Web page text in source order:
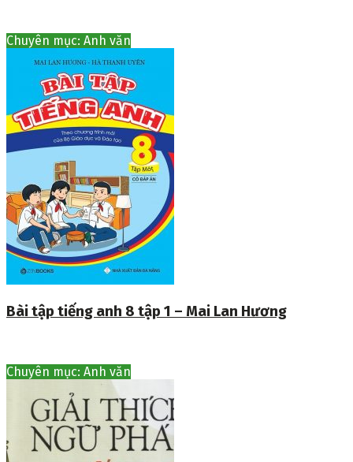
Chuyên mục: Anh văn
Bài tập tiếng anh 8 tập 1 – Mai Lan Hương
Chuyên mục: Anh văn